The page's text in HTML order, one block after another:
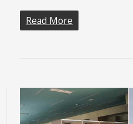
Read More